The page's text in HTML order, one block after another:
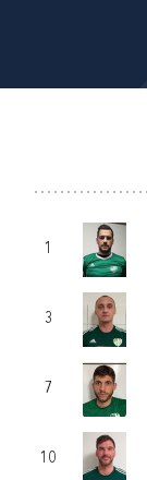
1
3
7
10